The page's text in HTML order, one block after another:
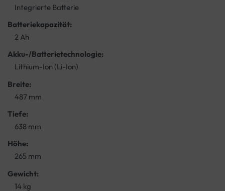
Integrierte Batterie
Batteriekapazität:
2 Ah
Akku-/Batterietechnologie:
Lithium-Ion (Li-Ion)
Breite:
487 mm
Tiefe:
638 mm
Höhe:
265 mm
Gewicht:
14 kg